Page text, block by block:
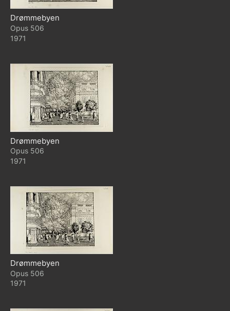
Drømmebyen
506
1971
Drømmebyen
506
1971
Drømmebyen
506
1971